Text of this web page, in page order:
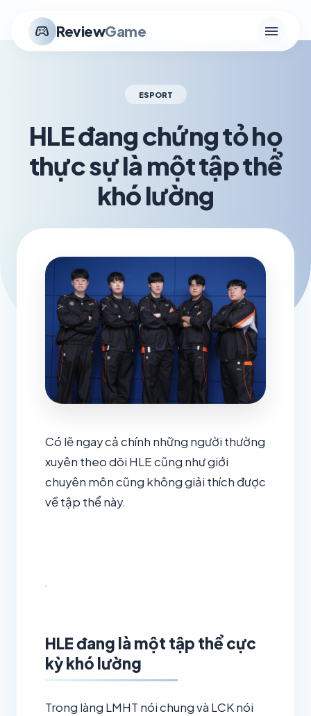
stadia_controller ReviewGame menu
ESPORT
HLE đang chứng tỏ họ
thực sự là một tập thể
khó lường
Có lẽ ngay cả chính những người thường
xuyên theo dõi HLE cũng như giới
chuyên môn cũng không giải thích được
về tập thể này.
HLE đang là một tập thể cực
kỳ khó lường
Trong làng LMHT nói chung và LCK nói